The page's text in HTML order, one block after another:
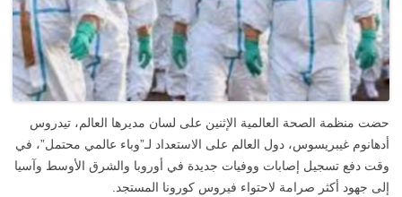
حضت منظمة الصحة العالمية الإثنين على لسان مديرها العالم، تيدروس
أدهانوم غيبريسوس، دول العالم على الاستعداد لـ”وباء عالمي محتمل”، في
وقت دفع تسجيل إصابات ووفيات جديدة في أوروبا والشرق الأوسط وآسيا
إلى جهود أكثر صرامة لاحتواء فيروس كورونا المستجد.